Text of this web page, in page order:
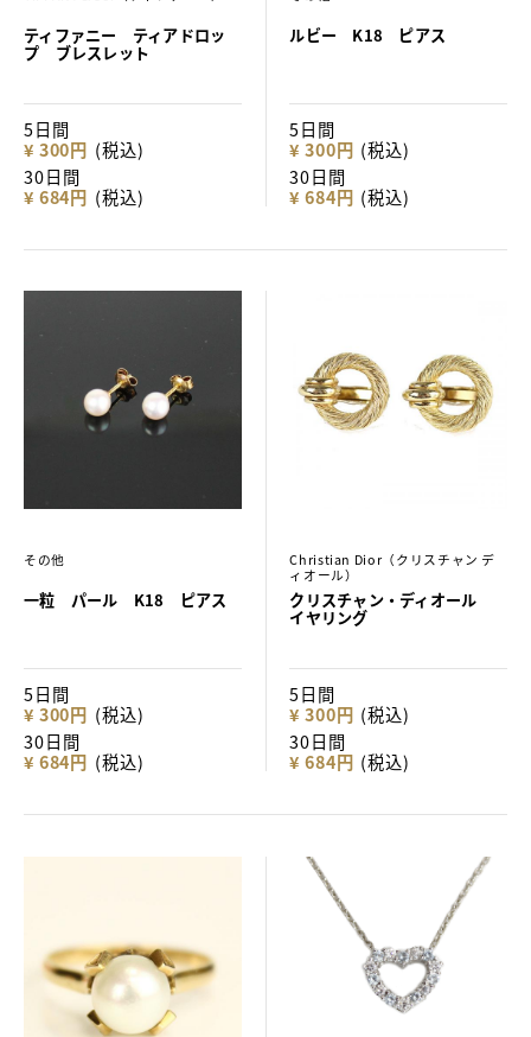
ティファニー ティアドロッ
プ ブレスレット
5日間
¥ 300円 (税込)
30日間
¥ 684円 (税込)
ルビー K18 ピアス
5日間
¥ 300円 (税込)
30日間
¥ 684円 (税込)
その他
一粒 パール K18 ピアス
5日間
¥ 300円 (税込)
30日間
¥ 684円 (税込)
Christian Dior（クリスチャン デ
ィオール）
クリスチャン・ディオール
イヤリング
5日間
¥ 300円 (税込)
30日間
¥ 684円 (税込)